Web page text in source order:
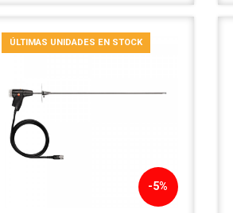
-5%
ÚLTIMAS UNIDADES EN STOCK